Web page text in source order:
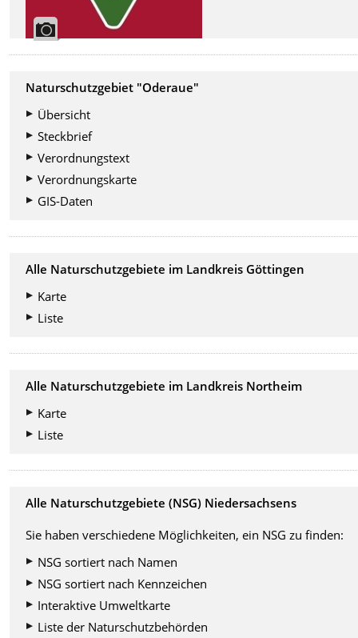
Naturschutzgebiet "Oderaue"
Übersicht
Steckbrief
Verordnungstext
Verordnungskarte
GIS-Daten
Alle Naturschutzgebiete im Landkreis Göttingen
Karte
Liste
Alle Naturschutzgebiete im Landkreis Northeim
Karte
Liste
Alle Naturschutzgebiete (NSG) Niedersachsens
Sie haben verschiedene Möglichkeiten, ein NSG zu finden:
NSG sortiert nach Namen
NSG sortiert nach Kennzeichen
Interaktive Umweltkarte
Liste der Naturschutzbehörden